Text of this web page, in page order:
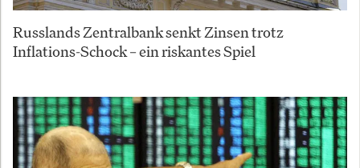
Russlands Zentralbank senkt Zinsen trotz
Inflations-Schock – ein riskantes Spiel